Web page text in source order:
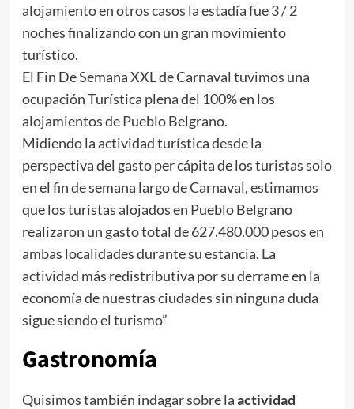
alojamiento en otros casos la estadía fue 3 / 2
noches finalizando con un gran movimiento
turístico.
El Fin De Semana XXL de Carnaval tuvimos una
ocupación Turística plena del 100% en los
alojamientos de Pueblo Belgrano.
Midiendo la actividad turística desde la
perspectiva del gasto per cápita de los turistas solo
en el fin de semana largo de Carnaval, estimamos
que los turistas alojados en Pueblo Belgrano
realizaron un gasto total de 627.480.000 pesos en
ambas localidades durante su estancia. La
actividad más redistributiva por su derrame en la
economía de nuestras ciudades sin ninguna duda
sigue siendo el turismo”
Gastronomía
Quisimos también indagar sobre laactividad